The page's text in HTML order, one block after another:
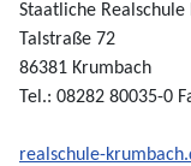
Staatliche Realschule
Talstraße 72
86381 Krumbach
Tel.: 08282 80035-0
realschule-